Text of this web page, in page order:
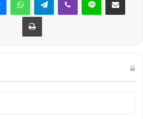
Yazdır